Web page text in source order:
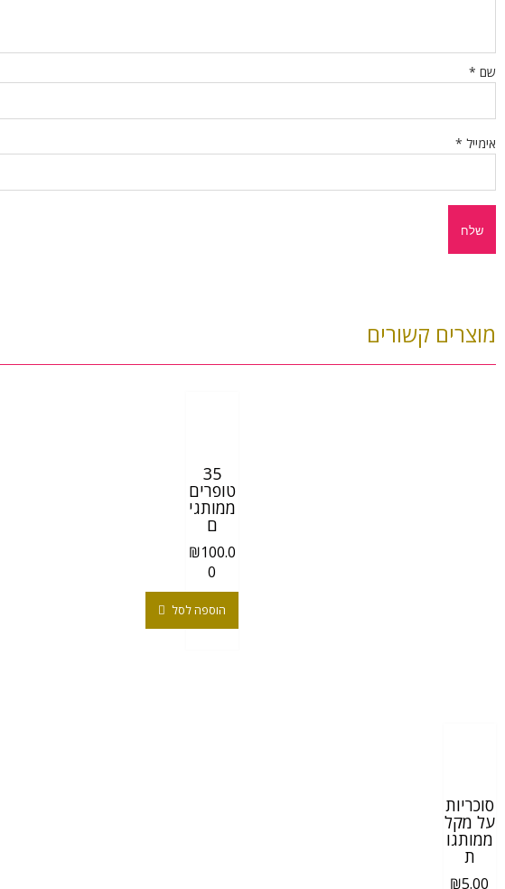
שם *
אימייל *
מוצרים קשורים
35
טופרים
ממותגי
ם
₪100.0
0
הוספה לסל
סוכריות
על מקל
ממותגו
ת
₪5.00